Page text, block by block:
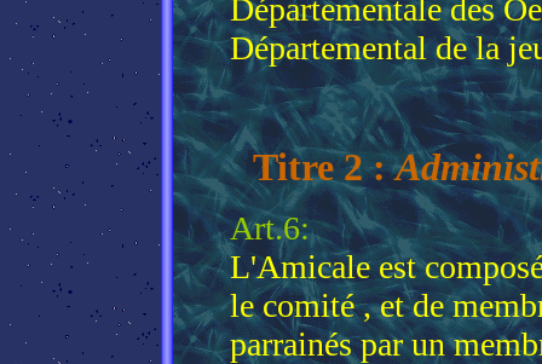
Départementale des
Départemental de la
Titre 2 :
Art.6:
L'Amicale est
le comité , et de
parrainés par un